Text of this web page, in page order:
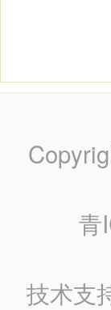
青
技术支